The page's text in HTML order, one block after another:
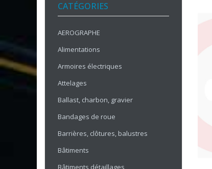
CATÉGORIES
AEROGRAPHE
Alimentations
Armoires électriques
Attelages
Ballast, charbon, gravier
Bandages de roue
Barrières, clôtures, balustres
Bâtiments
Bâtiments détaillages